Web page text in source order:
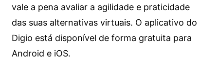
vale a pena avaliar a agilidade e praticidade
das suas alternativas virtuais. O aplicativo do
Digio está disponível de forma gratuita para
Android e iOS.